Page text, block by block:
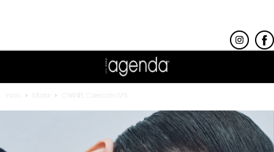
Moda CHANEL Colección N°5